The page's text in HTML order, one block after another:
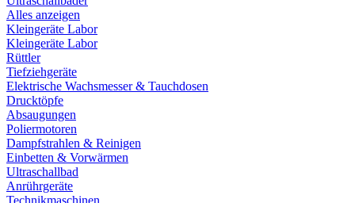
Alles anzeigen
Kleingeräte Labor
Kleingeräte Labor
Rüttler
Tiefziehgeräte
Elektrische Wachsmesser & Tauchdosen
Drucktöpfe
Absaugungen
Poliermotoren
Dampfstrahlen & Reinigen
Einbetten & Vorwärmen
Ultraschallbad
Anrührgeräte
Technikmaschinen